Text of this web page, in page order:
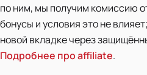
по ним, мы получим комиссию
бонусы и условия это не
новой вкладке через
Подробнее про affiliate.